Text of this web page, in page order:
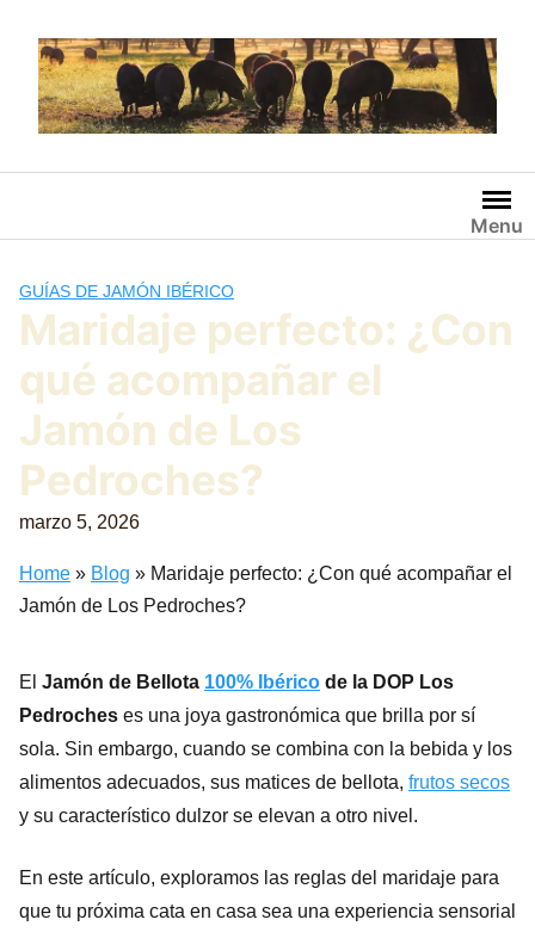
contenido
Menu
GUÍAS DE JAMÓN IBÉRICO
Maridaje perfecto: ¿Con
qué acompañar el
Jamón de Los
Pedroches?
marzo 5, 2026
Home » Blog » Maridaje perfecto: ¿Con qué acompañar el
Jamón de Los Pedroches?
El Jamón de Bellota 100% Ibérico de la DOP Los
Pedroches es una joya gastronómica que brilla por sí
sola. Sin embargo, cuando se combina con la bebida y los
alimentos adecuados, sus matices de bellota, frutos secos
y su característico dulzor se elevan a otro nivel.
En este artículo, exploramos las reglas del maridaje para
que tu próxima cata en casa sea una experiencia sensorial